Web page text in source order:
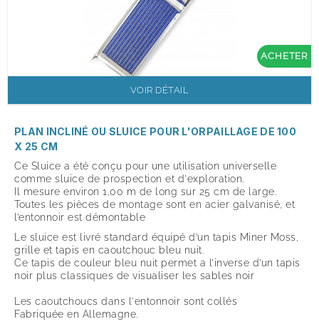
ACHETER
VOIR DÉTAIL
PLAN INCLINÉ OU SLUICE POUR L'ORPAILLAGE DE 100
X 25 CM
Ce Sluice a été conçu pour une utilisation universelle
comme sluice de prospection et d'exploration.
Il mesure environ 1,00 m de long sur 25 cm de large.
Toutes les pièces de montage sont en acier galvanisé, et
l’entonnoir est démontable
Le sluice est livré standard équipé d’un tapis Miner Moss,
grille et tapis en caoutchouc bleu nuit.
Ce tapis de couleur bleu nuit permet a l’inverse d’un tapis
noir plus classiques de visualiser les sables noir
Les caoutchoucs dans l'entonnoir sont collés
Fabriquée en Allemagne.